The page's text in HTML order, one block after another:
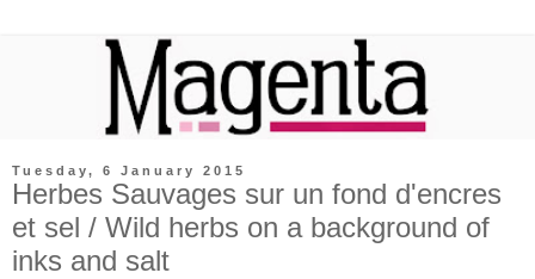
Tuesday, 6 January 2015
Herbes Sauvages sur un fond d'encres
et sel / Wild herbs on a background of
inks and salt